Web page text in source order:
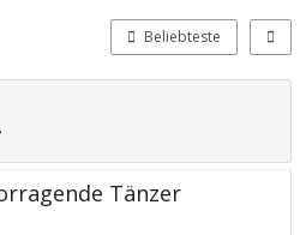
Beliebteste
Tänzer